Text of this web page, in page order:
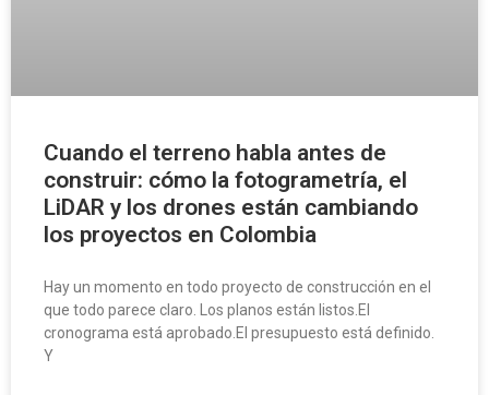
Cuando el terreno habla antes de
construir: cómo la fotogrametría, el
LiDAR y los drones están cambiando
los proyectos en Colombia
Hay un momento en todo proyecto de construcción en el
que todo parece claro. Los planos están listos.El
cronograma está aprobado.El presupuesto está definido.
Y